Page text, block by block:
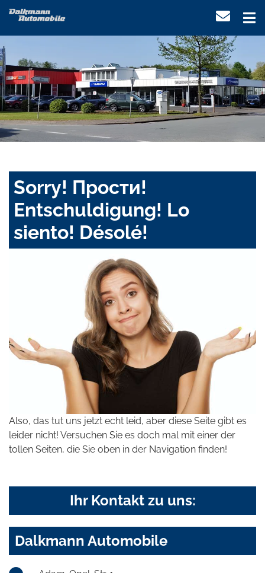
Sorry! Прости!
Entschuldigung! Lo
siento! Désolé!
Also, das tut uns jetzt echt leid, aber diese Seite gibt es
leider nicht! Versuchen Sie es doch mal mit einer der
tollen Seiten, die Sie oben in der Navigation finden!
Ihr Kontakt zu uns:
Dalkmann Automobile